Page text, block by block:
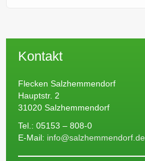
Kontakt
Flecken Salzhemmendorf
Hauptstr. 2
31020 Salzhemmendorf
Tel.: 05153 – 808-0
E-Mail: info@salzhemmendorf.de